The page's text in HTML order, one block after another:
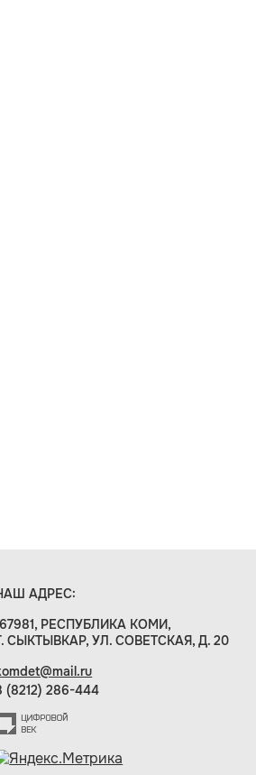
АДРЕС:
РЕСПУБЛИКА КОМИ,
СЫКТЫВКАР, УЛ. СОВЕТСКАЯ, Д. 20
(8212) 286-444